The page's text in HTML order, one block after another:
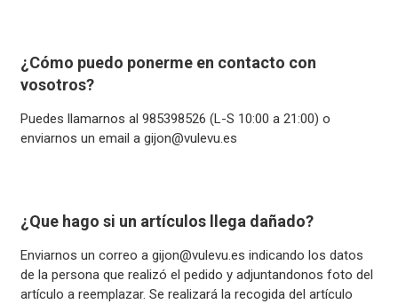
¿Cómo puedo ponerme en contacto con
vosotros?
Puedes llamarnos al 985398526 (L-S 10:00 a 21:00) o
enviarnos un email agijon@vulevu.es
¿Que hago si un artículos llega dañado?
Enviarnos un correo agijon@vulevu.es indicando los datos
de la persona que realizó el pedido y adjuntandonos foto del
artículo a reemplazar. Se realizará la recogida del artículo